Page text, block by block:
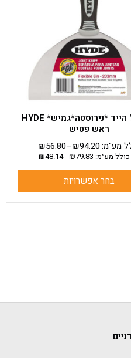
שפכטל הייד *נירוסטה*גמיש* HYDE
ראש פטיש
₪56.80–₪94.20מע"מ:
מע״מ: ₪79.83
-
₪48.14
בחר אפשרויות
סוגים.
ניתן
לבחור
את
האפשרויות
בעמוד
המוצר